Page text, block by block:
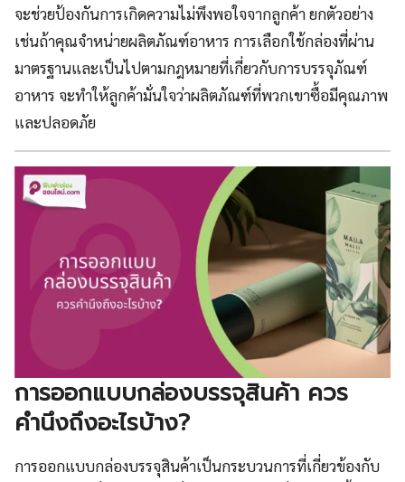
จะช่วยป้องกันการเกิดความไม่พึงพอใจจากลูกค้า ยกตัวอย่าง
เช่นถ้าคุณจำหน่ายผลิตภัณฑ์อาหาร การเลือกใช้กล่องที่ผ่าน
มาตรฐานและเป็นไปตามกฎหมายที่เกี่ยวกับการบรรจุภัณฑ์
อาหาร จะทำให้ลูกค้ามั่นใจว่าผลิตภัณฑ์ที่พวกเขาซื้อมีคุณภาพ
และปลอดภัย
การออกแบบกล่องบรรจุสินค้า ควร
คำนึงถึงอะไรบ้าง?
การออกแบบกล่องบรรจุสินค้าเป็นกระบวนการที่เกี่ยวข้องกับ